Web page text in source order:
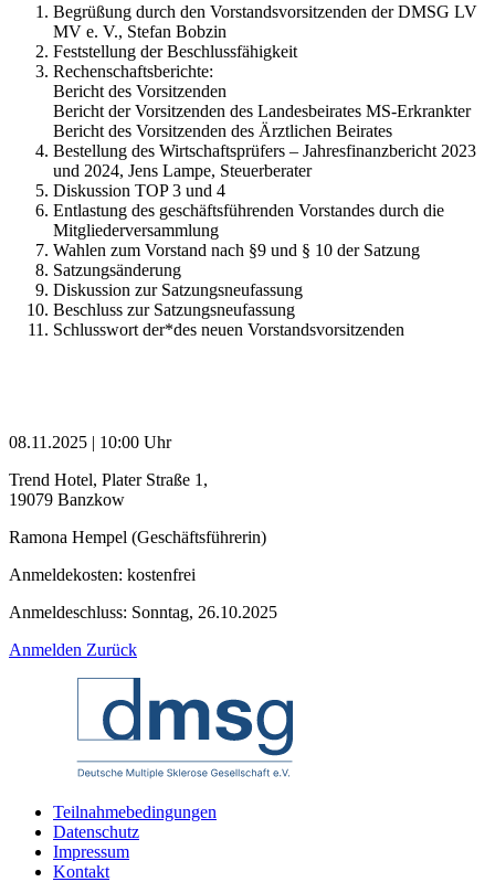
Begrüßung durch den Vorstandsvorsitzenden der DMSG LV
MV e. V., Stefan Bobzin
Feststellung der Beschlussfähigkeit
Rechenschaftsberichte:
Bericht des Vorsitzenden
Bericht der Vorsitzenden des Landesbeirates MS-Erkrankter
Bericht des Vorsitzenden des Ärztlichen Beirates
Bestellung des Wirtschaftsprüfers – Jahresfinanzbericht 2023
und 2024, Jens Lampe, Steuerberater
Diskussion TOP 3 und 4
Entlastung des geschäftsführenden Vorstandes durch die
Mitgliederversammlung
Wahlen zum Vorstand nach §9 und § 10 der Satzung
Satzungsänderung
Diskussion zur Satzungsneufassung
Beschluss zur Satzungsneufassung
Schlusswort der*des neuen Vorstandsvorsitzenden
08.11.2025 | 10:00 Uhr
Trend Hotel, Plater Straße 1 ,
19079 Banzkow
Ramona Hempel (Geschäftsführerin)
Anmeldekosten: kostenfrei
Anmeldeschluss: Sonntag, 26.10.2025
Anmelden Zurück
Teilnahmebedingungen
Datenschutz
Impressum
Kontakt